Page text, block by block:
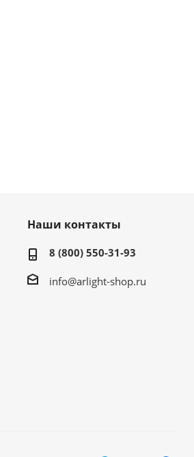
Наши контакты
8 (800) 550-31-93
info@arlight-shop.ru